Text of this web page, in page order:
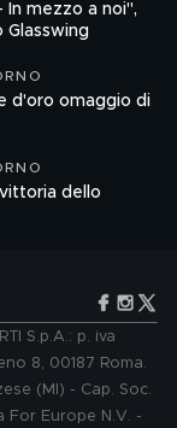
mezzo a noi",
d'oro omaggio di
dello
S.p.A.: p. iva
8, 00187 Roma.
(MI) - Cap. Soc.
For Europe N.V. -